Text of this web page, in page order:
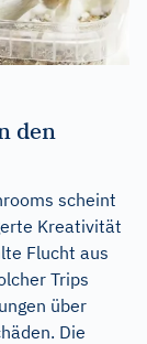
den
scheint
Kreativität
Flucht aus
Trips
über
Die